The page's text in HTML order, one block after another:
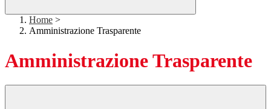
Home >
Amministrazione Trasparente
Amministrazione Trasparente